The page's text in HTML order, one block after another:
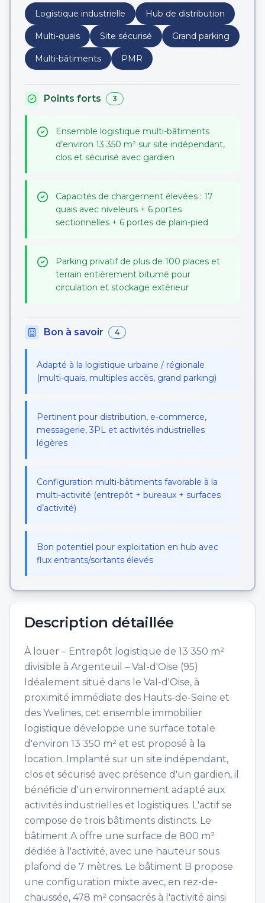
Logistique industrielle Hub de distribution
Multi-quais Site sécurisé Grand parking
Multi-bâtiments PMR
Points forts 3
Ensemble logistique multi-bâtiments
d’environ 13 350 m² sur site indépendant,
clos et sécurisé avec gardien
Capacités de chargement élevées : 17
quais avec niveleurs + 6 portes
sectionnelles + 6 portes de plain-pied
Parking privatif de plus de 100 places et
terrain entièrement bitumé pour
circulation et stockage extérieur
Bon à savoir 4
Adapté à la logistique urbaine / régionale
(multi-quais, multiples accès, grand parking)
Pertinent pour distribution, e-commerce,
messagerie, 3PL et activités industrielles
légères
Configuration multi-bâtiments favorable à la
multi-activité (entrepôt + bureaux + surfaces
d’activité)
Bon potentiel pour exploitation en hub avec
flux entrants/sortants élevés
Description détaillée
À louer – Entrepôt logistique de 13 350 m²
divisible à Argenteuil – Val-d'Oise (95)
Idéalement situé dans le Val-d'Oise, à
proximité immédiate des Hauts-de-Seine et
des Yvelines, cet ensemble immobilier
logistique développe une surface totale
d'environ 13 350 m² et est proposé à la
location. Implanté sur un site indépendant,
clos et sécurisé avec présence d'un gardien, il
bénéficie d'un environnement adapté aux
activités industrielles et logistiques. L'actif se
compose de trois bâtiments distincts. Le
bâtiment A offre une surface de 800 m²
dédiée à l'activité, avec une hauteur sous
plafond de 7 mètres. Le bâtiment B propose
une configuration mixte avec, en rez-de-
chaussée, 478 m² consacrés à l'activité ainsi